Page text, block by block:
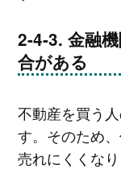
金融
合がある
不動産を買う
す。そのため
売れにくくなり